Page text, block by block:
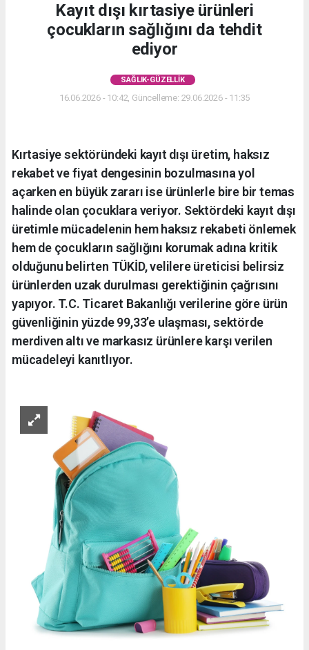
Kayıt dışı kırtasiye ürünleri
çocukların sağlığını da tehdit
ediyor
SAĞLIK-GÜZELLIK
16.06.2026 - 10:42, Güncelleme: 29.06.2026 - 11:35
Kırtasiye sektöründeki kayıt dışı üretim, haksız
rekabet ve fiyat dengesinin bozulmasına yol
açarken en büyük zararı ise ürünlerle bire bir temas
halinde olan çocuklara veriyor. Sektördeki kayıt dışı
üretimle mücadelenin hem haksız rekabeti önlemek
hem de çocukların sağlığını korumak adına kritik
olduğunu belirten TÜKİD, velilere üreticisi belirsiz
ürünlerden uzak durulması gerektiğinin çağrısını
yapıyor. T.C. Ticaret Bakanlığı verilerine göre ürün
güvenliğinin yüzde 99,33’e ulaşması, sektörde
merdiven altı ve markasız ürünlere karşı verilen
mücadeleyi kanıtlıyor.